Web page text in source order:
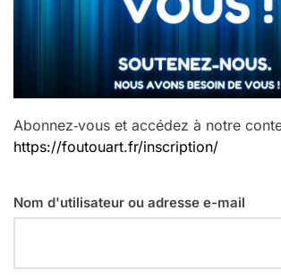
Abonnez‑vous et accédez à notre
https://foutouart.fr/inscription/
Nom d'utilisateur ou adresse e-mail